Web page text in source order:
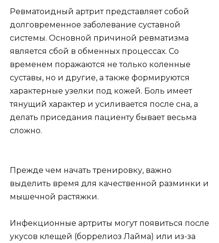
Ревматоидный артрит представляет собой
долговременное заболевание суставной
системы. Основной причиной ревматизма
является сбой в обменных процессах. Со
временем поражаются не только коленные
суставы, но и другие, а также формируются
характерные узелки под кожей. Боль имеет
тянущий характер и усиливается после сна, а
делать приседания пациенту бывает весьма
сложно.
Прежде чем начать тренировку, важно
выделить время для качественной разминки и
мышечной растяжки.
Инфекционные артриты могут появиться после
укусов клещей (боррелиоз Лайма) или из-за